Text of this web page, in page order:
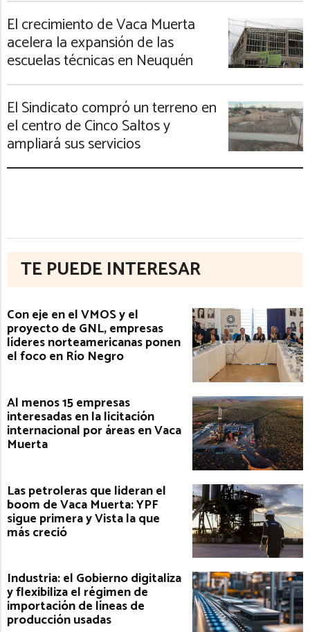
El crecimiento de Vaca Muerta
acelera la expansión de las
escuelas técnicas en Neuquén
El Sindicato compró un terreno en
el centro de Cinco Saltos y
ampliará sus servicios
TE PUEDE INTERESAR
Con eje en el VMOS y el
proyecto de GNL, empresas
líderes norteamericanas ponen
el foco en Río Negro
Al menos 15 empresas
interesadas en la licitación
internacional por áreas en Vaca
Muerta
Las petroleras que lideran el
boom de Vaca Muerta: YPF
sigue primera y Vista la que
más creció
Industria: el Gobierno digitaliza
y flexibiliza el régimen de
importación de líneas de
producción usadas